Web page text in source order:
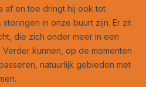
af en toe dringt hij ook tot
in onze buurt zijn. Er zit
die zich onder meer in een
kunnen, op de momenten
natuurlijk gebieden met